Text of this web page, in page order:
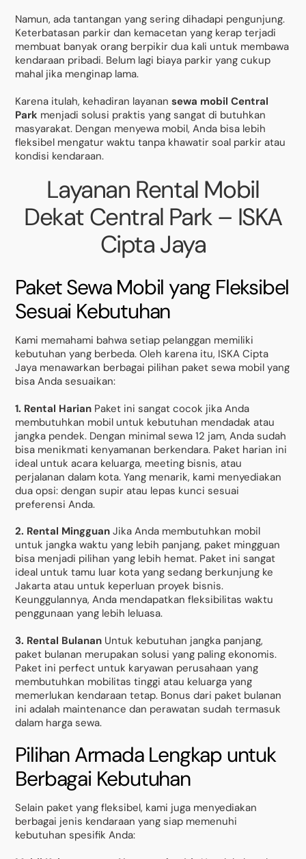
Namun, ada tantangan yang sering dihadapi pengunjung.
Keterbatasan parkir dan kemacetan yang kerap terjadi
membuat banyak orang berpikir dua kali untuk membawa
kendaraan pribadi. Belum lagi biaya parkir yang cukup
mahal jika menginap lama.
Karena itulah, kehadiran layanansewa mobil Central
Park menjadi solusi praktis yang sangat di butuhkan
masyarakat. Dengan menyewa mobil, Anda bisa lebih
fleksibel mengatur waktu tanpa khawatir soal parkir atau
kondisi kendaraan.
Layanan Rental Mobil
Dekat Central Park – ISKA
Cipta Jaya
Paket Sewa Mobil yang Fleksibel
Sesuai Kebutuhan
Kami memahami bahwa setiap pelanggan memiliki
kebutuhan yang berbeda. Oleh karena itu, ISKA Cipta
Jaya menawarkan berbagai pilihan paket sewa mobil yang
bisa Anda sesuaikan:
1. Rental Harian Paket ini sangat cocok jika Anda
membutuhkan mobil untuk kebutuhan mendadak atau
jangka pendek. Dengan minimal sewa 12 jam, Anda sudah
bisa menikmati kenyamanan berkendara. Paket harian ini
ideal untuk acara keluarga, meeting bisnis, atau
perjalanan dalam kota. Yang menarik, kami menyediakan
dua opsi: dengan supir atau lepas kunci sesuai
preferensi Anda.
2. Rental Mingguan Jika Anda membutuhkan mobil
untuk jangka waktu yang lebih panjang, paket mingguan
bisa menjadi pilihan yang lebih hemat. Paket ini sangat
ideal untuk tamu luar kota yang sedang berkunjung ke
Jakarta atau untuk keperluan proyek bisnis.
Keunggulannya, Anda mendapatkan fleksibilitas waktu
penggunaan yang lebih leluasa.
3. Rental Bulanan Untuk kebutuhan jangka panjang,
paket bulanan merupakan solusi yang paling ekonomis.
Paket ini perfect untuk karyawan perusahaan yang
membutuhkan mobilitas tinggi atau keluarga yang
memerlukan kendaraan tetap. Bonus dari paket bulanan
ini adalah maintenance dan perawatan sudah termasuk
dalam harga sewa.
Pilihan Armada Lengkap untuk
Berbagai Kebutuhan
Selain paket yang fleksibel, kami juga menyediakan
berbagai jenis kendaraan yang siap memenuhi
kebutuhan spesifik Anda: